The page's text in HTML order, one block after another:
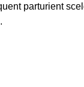
parturient